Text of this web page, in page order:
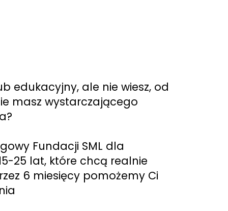
edukacyjny, ale nie wiesz, od
masz wystarczającego
Fundacji SML dla
25 lat, które chcą realnie
6 miesięcy pomożemy Ci